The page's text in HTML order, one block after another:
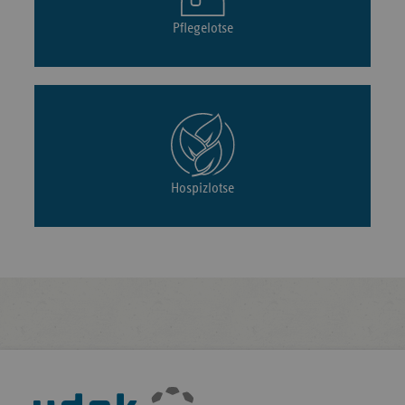
Pflegelotse
Hospizlotse
Fußleisten-